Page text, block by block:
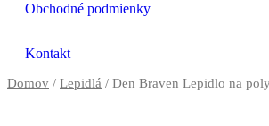
Obchodné podmienky
Kontakt
Domov / Lepidlá / Den Braven Lepidlo na